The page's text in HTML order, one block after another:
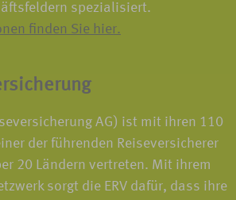
spezialisiert.
finden Sie hier.
AG) ist mit ihren 110
der führenden Reiseversicherer
20 Ländern vertreten. Mit ihrem
sorgt die ERV dafür, dass ihre